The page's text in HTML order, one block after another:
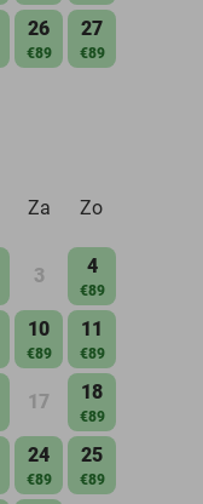
26
€89
27
€89
Za Zo
3 4
€89
10
€89
11
€89
17 18
€89
24
€89
25
€89